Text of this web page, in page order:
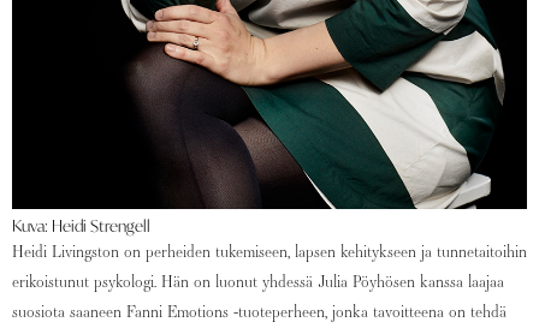
Kuva: Heidi Strengell
Heidi Livingston on perheiden tukemiseen, lapsen kehitykseen ja tunnetaitoihin
erikoistunut psykologi. Hän on luonut yhdessä Julia Pöyhösen kanssa laajaa
suosiota saaneen Fanni Emotions -tuoteperheen, jonka tavoitteena on tehdä